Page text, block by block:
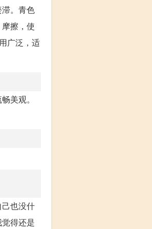
。青色
擦，使
广泛，适
美观。
也没什
得还是